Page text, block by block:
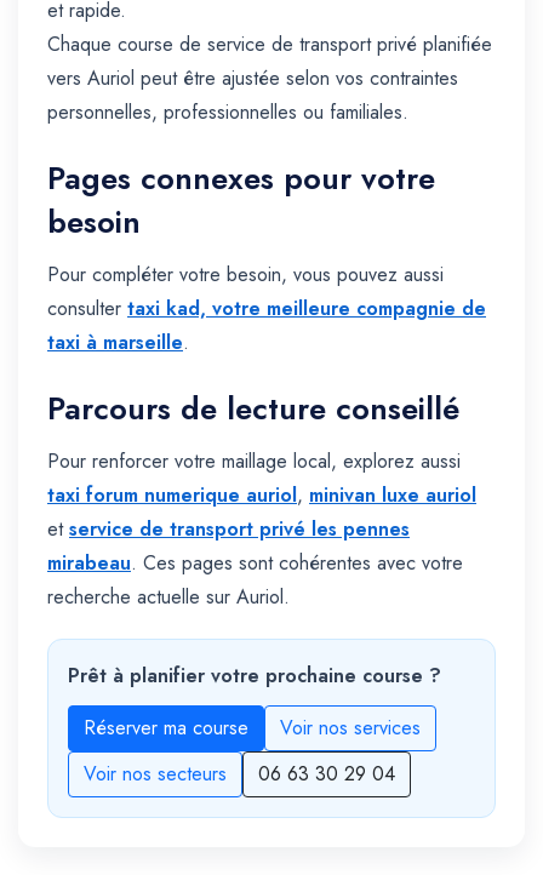
et rapide.
Chaque course de service de transport privé planifiée
vers Auriol peut être ajustée selon vos contraintes
personnelles, professionnelles ou familiales.
Pages connexes pour votre
besoin
Pour compléter votre besoin, vous pouvez aussi
consulter taxi kad, votre meilleure compagnie de
taxi à marseille.
Parcours de lecture conseillé
Pour renforcer votre maillage local, explorez aussi
taxi forum numerique auriol, minivan luxe auriol
etservice de transport privé les pennes
mirabeau. Ces pages sont cohérentes avec votre
recherche actuelle sur Auriol.
Prêt à planifier votre prochaine course ?
Réserver ma course
Voir nos services
Voir nos secteurs
06 63 30 29 04